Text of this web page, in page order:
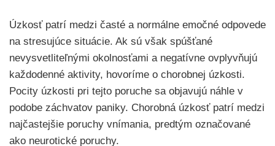
Úzkosť patrí medzi časté a normálne emočné odpovede
na stresujúce situácie. Ak sú však spúšťané
nevysvetliteľnými okolnosťami a negatívne ovplyvňujú
každodenné aktivity, hovoríme o chorobnej úzkosti.
Pocity úzkosti pri tejto poruche sa objavujú náhle v
podobe záchvatov paniky. Chorobná úzkosť patrí medzi
najčastejšie poruchy vnímania, predtým označované
ako neurotické poruchy.